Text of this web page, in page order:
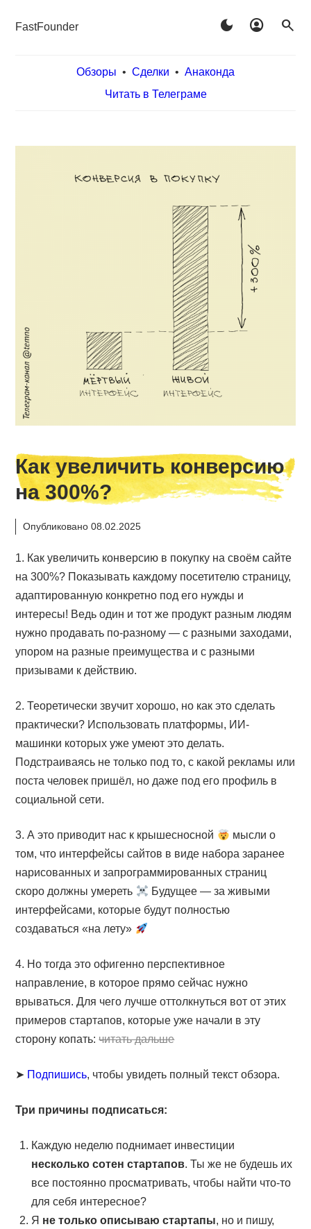
FastFounder dark_mode account_circle search
Обзоры • Сделки • Анаконда
Читать в Телеграме
Как увеличить конверсию
на 300%?
Опубликовано 08.02.2025
1. Как увеличить конверсию в покупку на своём сайте
на 300%? Показывать каждому посетителю страницу,
адаптированную конкретно под его нужды и
интересы! Ведь один и тот же продукт разным людям
нужно продавать по-разному — с разными заходами,
упором на разные преимущества и с разными
призывами к действию.
2. Теоретически звучит хорошо, но как это сделать
практически? Использовать платформы, ИИ-
машинки которых уже умеют это делать.
Подстраиваясь не только под то, с какой рекламы или
поста человек пришёл, но даже под его профиль в
социальной сети.
3. А это приводит нас к крышесносной
мысли о
том, что интерфейсы сайтов в виде набора заранее
нарисованных и запрограммированных страниц
скоро должны умереть
Будущее — за живыми
интерфейсами, которые будут полностью
создаваться «на лету»
4. Но тогда это офигенно перспективное
направление, в которое прямо сейчас нужно
врываться. Для чего лучше оттолкнуться вот от этих
примеров стартапов, которые уже начали в эту
сторону копать:читать дальше
➤ Подпишись, чтобы увидеть полный текст обзора.
Три причины подписаться:
Каждую неделю поднимает инвестиции
несколько сотен стартапов. Ты же не будешь их
все постоянно просматривать, чтобы найти что-то
для себя интересное?
Я не только описываю стартапы, но и пишу,